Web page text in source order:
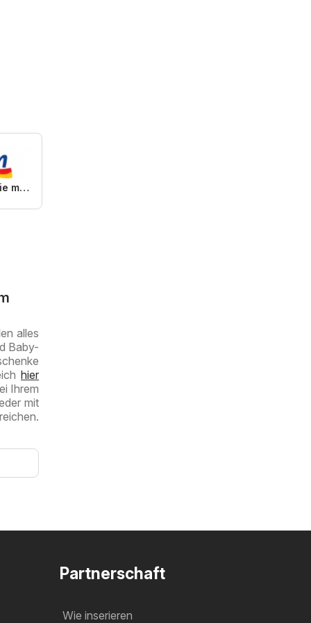
dm drogerie markt
alles
Baby-
hier
Ihrem
mit
Partnerschaft
Wie inserieren